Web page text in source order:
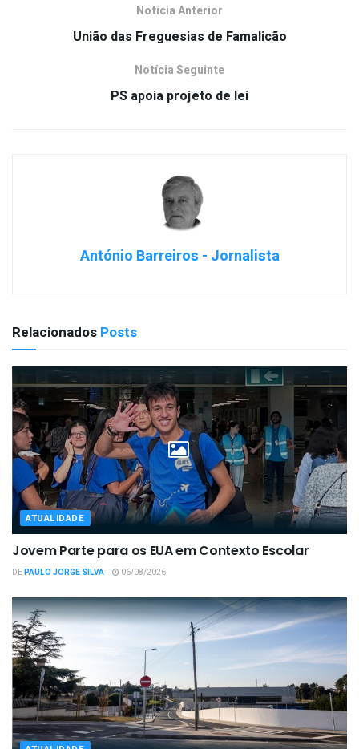
Notícia Anterior
União das Freguesias de Famalicão
Notícia Seguinte
PS apoia projeto de lei
António Barreiros - Jornalista
Relacionados Posts
ATUALIDADE
Jovem Parte para os EUA em Contexto Escolar
DEPAULO JORGE SILVA 06/08/2026